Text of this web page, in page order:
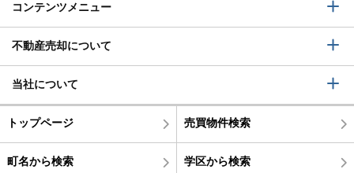
コンテンツメニュー
不動産売却について
当社について
トップページ 売買物件検索
町名から検索 学区から検索